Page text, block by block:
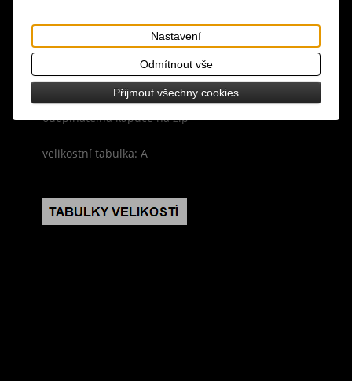
design: červeno-černá barva, fleecová podšívka,
zapínání na zip, dvě boční kapsy, na prsou
ozdobné zipy, koženkové aplikace, na rukávech
dlouhé náplety se zipy (možno ohrnout),
odepínatelná kapuce na zip
velikostní tabulka: A
Nastavení
Odmítnout vše
Přijmout všechny cookies